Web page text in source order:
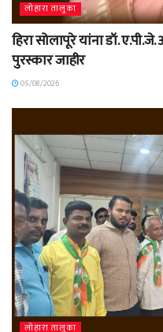
लोहारा तालुका
हिरा सोलापूरे यांना डॉ.
पुरस्कार जाहीर
05/08/2026
लोहारा तालुका